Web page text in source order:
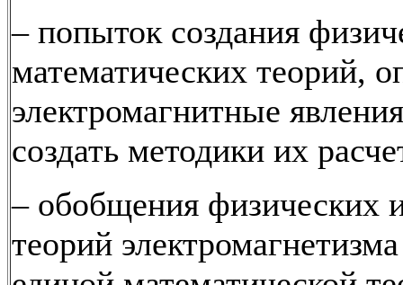
– попыток создания
математических теорий,
электромагнитные
создать методики их
– обобщения физических
теорий